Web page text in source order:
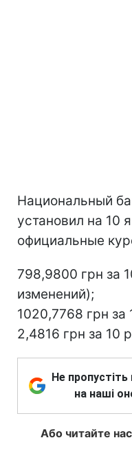
Национальный
установил на 10
официальные
798,9800 грн за
изменений);
1020,7768 грн
2,4816 грн за 10
Не
на наші
Або читайте